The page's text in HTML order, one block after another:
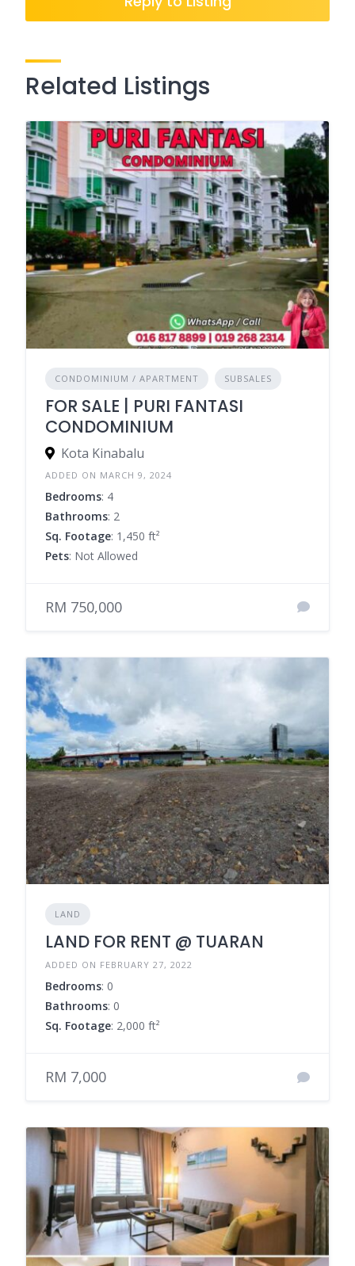
Related Listings
CONDOMINIUM / APARTMENT SUBSALES
FOR SALE | PURI FANTASI
CONDOMINIUM
Kota Kinabalu
ADDED ON MARCH 9, 2024
Bedrooms: 4
Bathrooms: 2
Sq. Footage: 1,450 ft²
Pets: Not Allowed
RM 750,000
LAND
LAND FOR RENT @ TUARAN
ADDED ON FEBRUARY 27, 2022
Bedrooms: 0
Bathrooms: 0
Sq. Footage: 2,000 ft²
RM 7,000